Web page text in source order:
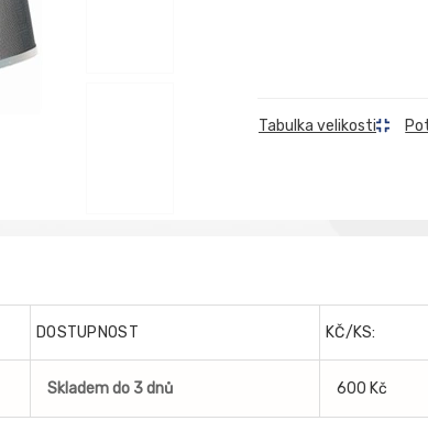
Tabulka velikosti
DOSTUPNOST KČ/KS:
Skladem do 3 dnů 600 Kč